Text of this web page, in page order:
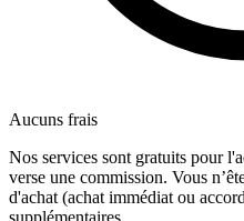
Aucuns frais
Nos services sont gratuits pour
verse une commission. Vous
d'achat (achat immédiat ou